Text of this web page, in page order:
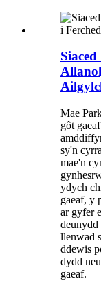
Mae
gôt
sy'n
mae'n
ydych
gaeaf, y
ar gyfer
llenwad
ddewis
dydd
gaeaf.